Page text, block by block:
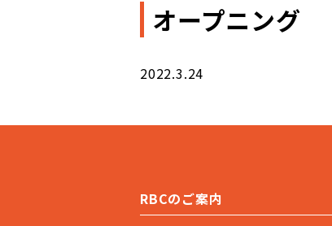
オープニング
2022.3.24
RBCのご案内